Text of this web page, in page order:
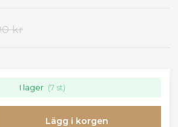
kr
I lager (7 st)
Lägg i korgen